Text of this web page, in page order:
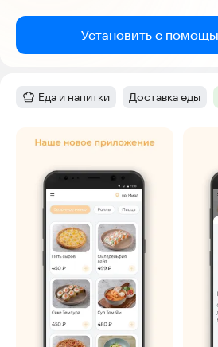
Установить с
Категория:
Еда и напитки Тег:
Доставка еды
Скриншоты